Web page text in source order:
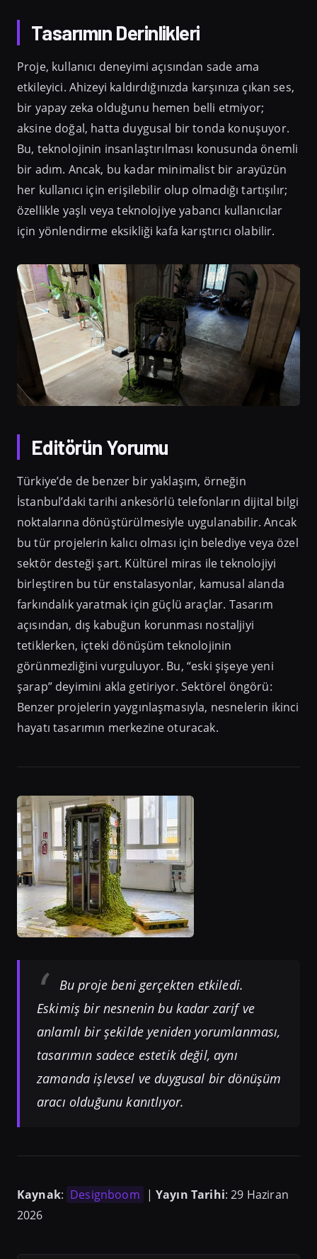
Tasarımın Derinlikleri
Proje, kullanıcı deneyimi açısından sade ama
etkileyici. Ahizeyi kaldırdığınızda karşınıza çıkan ses,
bir yapay zeka olduğunu hemen belli etmiyor;
aksine doğal, hatta duygusal bir tonda konuşuyor.
Bu, teknolojinin insanlaştırılması konusunda önemli
bir adım. Ancak, bu kadar minimalist bir arayüzün
her kullanıcı için erişilebilir olup olmadığı tartışılır;
özellikle yaşlı veya teknolojiye yabancı kullanıcılar
için yönlendirme eksikliği kafa karıştırıcı olabilir.
Editörün Yorumu
Türkiye’de de benzer bir yaklaşım, örneğin
İstanbul’daki tarihi ankesörlü telefonların dijital bilgi
noktalarına dönüştürülmesiyle uygulanabilir. Ancak
bu tür projelerin kalıcı olması için belediye veya özel
sektör desteği şart. Kültürel miras ile teknolojiyi
birleştiren bu tür enstalasyonlar, kamusal alanda
farkındalık yaratmak için güçlü araçlar. Tasarım
açısından, dış kabuğun korunması nostaljiyi
tetiklerken, içteki dönüşüm teknolojinin
görünmezliğini vurguluyor. Bu, “eski şişeye yeni
şarap” deyimini akla getiriyor. Sektörel öngörü:
Benzer projelerin yaygınlaşmasıyla, nesnelerin ikinci
hayatı tasarımın merkezine oturacak.
Bu proje beni gerçekten etkiledi.
Eskimiş bir nesnenin bu kadar zarif ve
anlamlı bir şekilde yeniden yorumlanması,
tasarımın sadece estetik değil, aynı
zamanda işlevsel ve duygusal bir dönüşüm
aracı olduğunu kanıtlıyor.
Kaynak: Designboom | Yayın Tarihi: 29 Haziran
2026